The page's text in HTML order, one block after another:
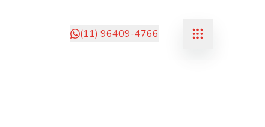
(11) 96409-4766